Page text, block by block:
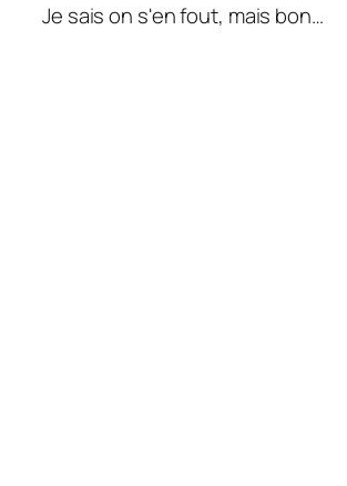
Je sais on s'en fout, mais bon…